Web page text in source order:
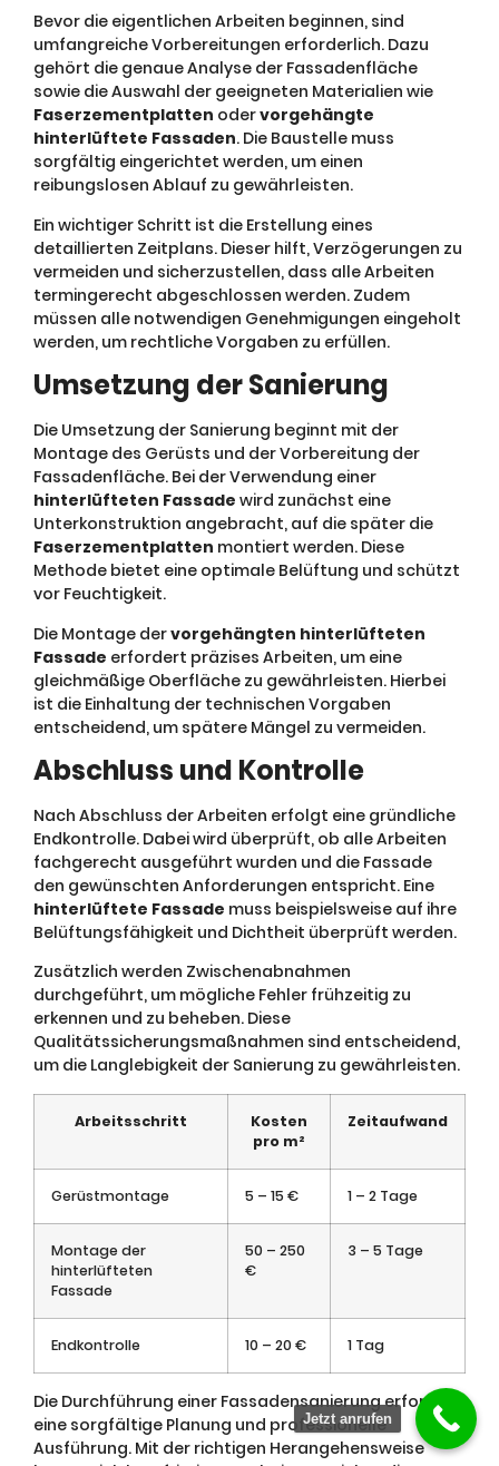
Bevor die eigentlichen Arbeiten beginnen, sind
umfangreiche Vorbereitungen erforderlich. Dazu
gehört die genaue Analyse der Fassadenfläche
sowie die Auswahl der geeigneten Materialien wie
Faserzementplatten odervorgehängte
hinterlüftete Fassaden. Die Baustelle muss
sorgfältig eingerichtet werden, um einen
reibungslosen Ablauf zu gewährleisten.
Ein wichtiger Schritt ist die Erstellung eines
detaillierten Zeitplans. Dieser hilft, Verzögerungen zu
vermeiden und sicherzustellen, dass alle Arbeiten
termingerecht abgeschlossen werden. Zudem
müssen alle notwendigen Genehmigungen eingeholt
werden, um rechtliche Vorgaben zu erfüllen.
Umsetzung der Sanierung
Die Umsetzung der Sanierung beginnt mit der
Montage des Gerüsts und der Vorbereitung der
Fassadenfläche. Bei der Verwendung einer
hinterlüfteten Fassade wird zunächst eine
Unterkonstruktion angebracht, auf die später die
Faserzementplatten montiert werden. Diese
Methode bietet eine optimale Belüftung und schützt
vor Feuchtigkeit.
Die Montage dervorgehängten hinterlüfteten
Fassade erfordert präzises Arbeiten, um eine
gleichmäßige Oberfläche zu gewährleisten. Hierbei
ist die Einhaltung der technischen Vorgaben
entscheidend, um spätere Mängel zu vermeiden.
Abschluss und Kontrolle
Nach Abschluss der Arbeiten erfolgt eine gründliche
Endkontrolle. Dabei wird überprüft, ob alle Arbeiten
fachgerecht ausgeführt wurden und die Fassade
den gewünschten Anforderungen entspricht. Eine
hinterlüftete Fassade muss beispielsweise auf ihre
Belüftungsfähigkeit und Dichtheit überprüft werden.
Zusätzlich werden Zwischenabnahmen
durchgeführt, um mögliche Fehler frühzeitig zu
erkennen und zu beheben. Diese
Qualitätssicherungsmaßnahmen sind entscheidend,
um die Langlebigkeit der Sanierung zu gewährleisten.
Arbeitsschritt
Kosten
pro m²
Zeitaufwand
Gerüstmontage 5 – 15 € 1 – 2 Tage
Montage der
hinterlüfteten
Fassade
50 – 250
€
3 – 5 Tage
Endkontrolle 10 – 20 € 1 Tag
Die Durchführung einer Fassadensanierung erfordert
eine sorgfältige Planung und professionelle
Ausführung. Mit der richtigen Herangehensweise
Jetzt anrufen